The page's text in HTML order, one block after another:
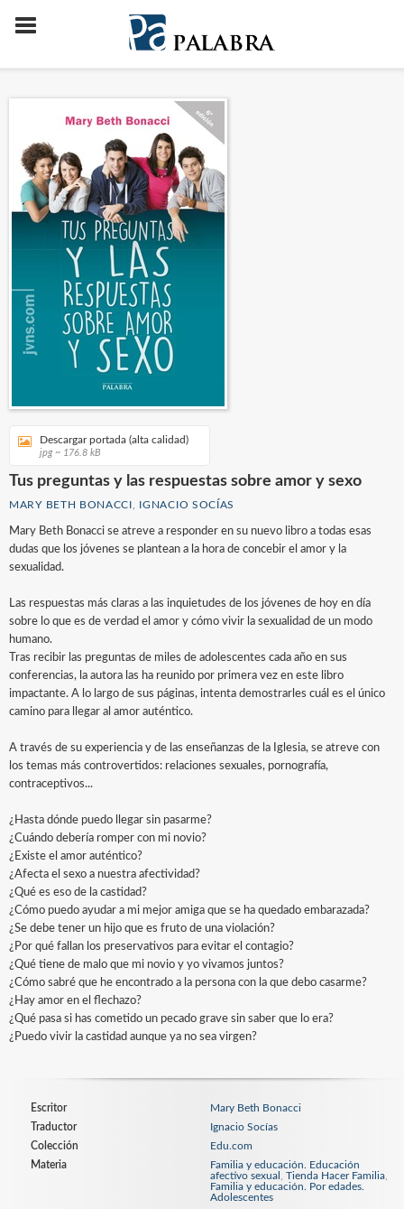
Descargar portada (alta calidad)
jpg ~ 176.8 kB
Tus preguntas y las respuestas sobre amor y sexo
MARY BETH BONACCI IGNACIO SOCÍAS
Mary Beth Bonacci se atreve a responder en su nuevo libro a todas esas
dudas que los jóvenes se plantean a la hora de concebir el amor y la
sexualidad.
Las respuestas más claras a las inquietudes de los jóvenes de hoy en día
sobre lo que es de verdad el amor y cómo vivir la sexualidad de un modo
humano.
Tras recibir las preguntas de miles de adolescentes cada año en sus
conferencias, la autora las ha reunido por primera vez en este libro
impactante. A lo largo de sus páginas, intenta demostrarles cuál es el único
camino para llegar al amor auténtico.
A través de su experiencia y de las enseñanzas de la Iglesia, se atreve con
los temas más controvertidos: relaciones sexuales, pornografía,
contraceptivos...
¿Hasta dónde puedo llegar sin pasarme?
¿Cuándo debería romper con mi novio?
¿Existe el amor auténtico?
¿Afecta el sexo a nuestra afectividad?
¿Qué es eso de la castidad?
¿Cómo puedo ayudar a mi mejor amiga que se ha quedado embarazada?
¿Se debe tener un hijo que es fruto de una violación?
¿Por qué fallan los preservativos para evitar el contagio?
¿Qué tiene de malo que mi novio y yo vivamos juntos?
¿Cómo sabré que he encontrado a la persona con la que debo casarme?
¿Hay amor en el flechazo?
¿Qué pasa si has cometido un pecado grave sin saber que lo era?
¿Puedo vivir la castidad aunque ya no sea virgen?
Escritor
Mary Beth Bonacci
Traductor
Ignacio Socías
Colección
Edu.com
Materia
Familia y educación. Educación
afectivo sexual
Tienda Hacer Familia,
Familia y educación. Por edades.
Adolescentes